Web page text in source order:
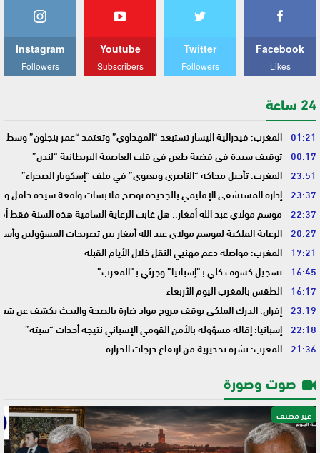
Facebook
Likes
Twitter
Followers
Youtube
Subscribers
Instagram
Followers
24 ساعة
01:21 المغرب: فيدرالية اليسار تستبعد “المهداوي” وتعتمد “عمر بنجلون”
00:17 توقيف سيدة في قضية طعن في قلب العاصمة البريطانية “لندن”
23:51 المغرب: تأجيل محاكة “الناصري وبعيوي” في ملف “إسكوبار الصحراء”
23:37 إدارة المستشفى الإقليمي بالجديدة توضح ملابسات واقعة سيدة حامل
22:37 موسم مولاي عبد الله أمغار.. هل غابت الرعاية السامية هذه السنة فقط
20:27 الرعاية الملكية لموسم مولاي عبد الله أمغار بين تصريحات المسؤولين
17:21 المغرب: مواصلة دعم مهنيي النقل خلال الأيام القبلة
16:45 تسجيل كسوف كلي بـ”إسبانيا” وجزئي بـ”المغرب”
16:17 الطقس بالمغرب اليوم الأربعاء
23:19 إفران: الدرك الملكي يوقف مروج مواد ضارة بالصحة والبحث يكشف عن
22:18 إسبانيا: إقالة مسؤولة بالأمن القومي الإسباني نتيجة أحداث “سبتة”
21:36 المغرب: نشرة تحذيرية من ارتفاع درجات الحرارة
صوت وصورة
غير مصنف